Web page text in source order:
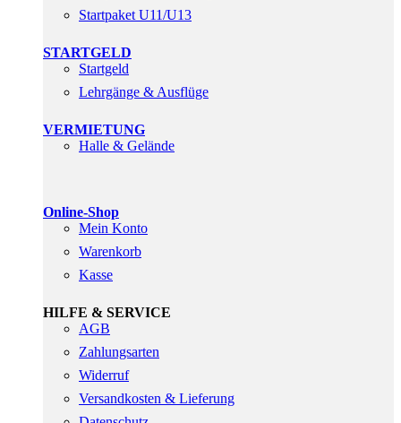
Startpaket U11/U13
STARTGELD
Startgeld
Lehrgänge & Ausflüge
VERMIETUNG
Halle & Gelände
Online-Shop
Mein Konto
Warenkorb
Kasse
HILFE & SERVICE
AGB
Zahlungsarten
Widerruf
Versandkosten & Lieferung